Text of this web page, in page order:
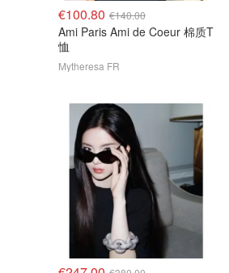
€100.80 €140.00
Ami Paris Ami de Coeur 棉质T
恤
Mytheresa FR